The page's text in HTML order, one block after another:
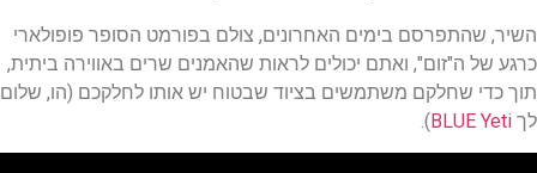
השיר, שהתפרסם בימים האחרונים, צולם בפורמט הסופר פופולארי
כרגע של ה"זום", ואתם יכולים לראות שהאמנים שרים באווירה ביתית,
תוך כדי שחלקם משתמשים בציוד שבטוח יש אותו לחלקכם (הו, שלום
לך BLUE Yeti
).